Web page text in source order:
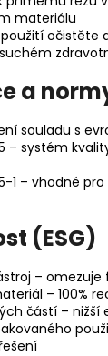
materiálu
očistěte
a
souladu s
– systém
1 – vhodné
(ESG)
–
– 100%
částí –